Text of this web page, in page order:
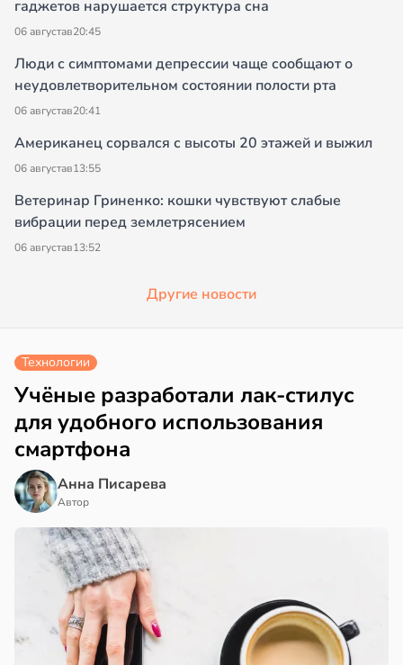
гаджетов нарушается структура сна
06 августав20:45
Люди с симптомами депрессии чаще сообщают о
неудовлетворительном состоянии полости рта
06 августав20:41
Американец сорвался с высоты 20 этажей и выжил
06 августав13:55
Ветеринар Гриненко: кошки чувствуют слабые
вибрации перед землетрясением
06 августав13:52
Другие новости
Технологии
Учёные разработали лак-стилус
для удобного использования
смартфона
Анна Писарева
Автор